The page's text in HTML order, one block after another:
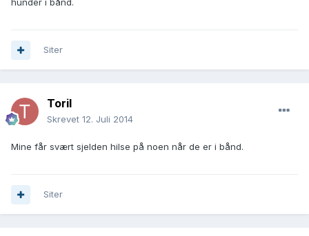
hunder i bånd.
Siter
Toril
Skrevet 12. Juli 2014
Mine får svært sjelden hilse på noen når de er i bånd.
Siter